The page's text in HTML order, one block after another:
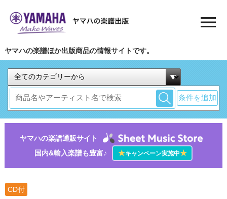
ヤマハの楽譜ほか出版商品の情報サイトです。
条件を追加
ヤマハの楽譜通販サイト
国内&輸入楽譜も豊富♪
★キャンペーン実施中★
CD付